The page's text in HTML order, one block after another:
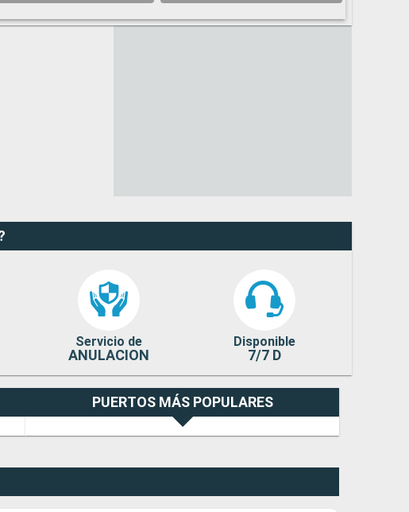
Servicio de
ANULACION
Disponible
7/7 D
PUERTOS MÁS POPULARES